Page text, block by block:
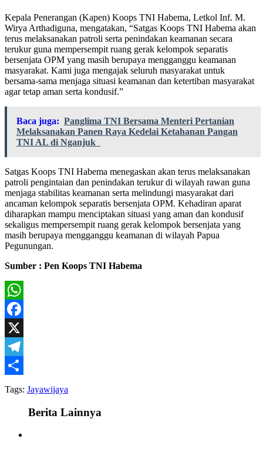
Kepala Penerangan (Kapen) Koops TNI Habema, Letkol Inf. M.
Wirya Arthadiguna, mengatakan, “Satgas Koops TNI Habema akan
terus melaksanakan patroli serta penindakan keamanan secara
terukur guna mempersempit ruang gerak kelompok separatis
bersenjata OPM yang masih berupaya mengganggu keamanan
masyarakat. Kami juga mengajak seluruh masyarakat untuk
bersama-sama menjaga situasi keamanan dan ketertiban masyarakat
agar tetap aman serta kondusif.”
Baca juga: Panglima TNI Bersama Menteri Pertanian
Melaksanakan Panen Raya Kedelai Ketahanan Pangan
TNI AL di Nganjuk
Satgas Koops TNI Habema menegaskan akan terus melaksanakan
patroli pengintaian dan penindakan terukur di wilayah rawan guna
menjaga stabilitas keamanan serta melindungi masyarakat dari
ancaman kelompok separatis bersenjata OPM. Kehadiran aparat
diharapkan mampu menciptakan situasi yang aman dan kondusif
sekaligus mempersempit ruang gerak kelompok bersenjata yang
masih berupaya mengganggu keamanan di wilayah Papua
Pegunungan.
Sumber : Pen Koops TNI Habema
WhatsApp
Facebook
X
Telegram
Share
Tags: Jayawijaya
Berita Lainnya